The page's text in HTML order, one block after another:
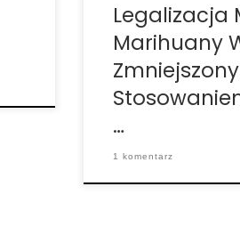
Legalizacja
Marihuany
…
1 komentarz